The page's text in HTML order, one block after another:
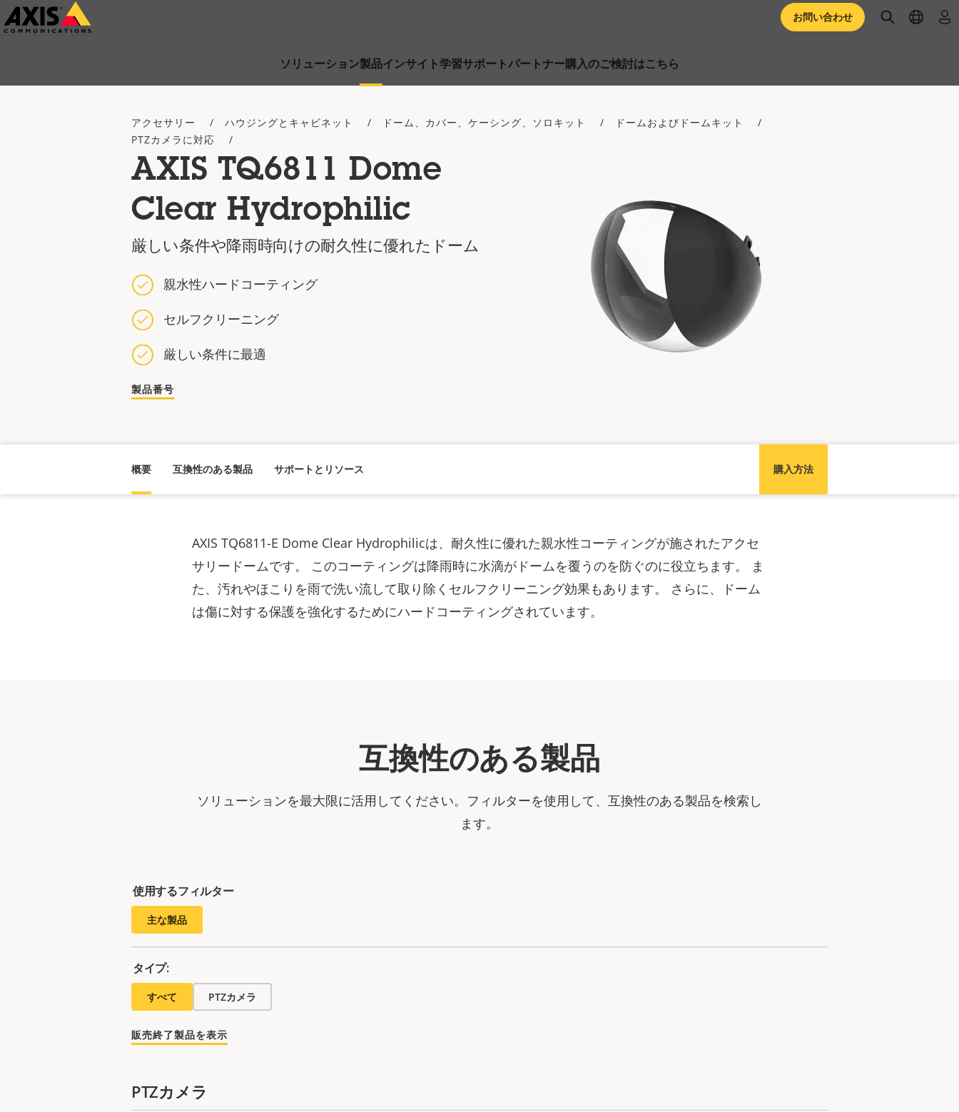
メ
イ
ソリューション製品インサイト学習サポートパートナー購入のご検討はこちら
お問い合わせ openopen
アクセサリー ハウジングとキャビネット ドーム、カバー、ケーシング、ソロキット
ドームおよびドームキット
PTZカメラに対応
AXIS TQ6811 Dome
Clear Hydrophilic
厳しい条件や降雨時向けの耐久性に優れたドーム
親水性ハードコーティング
セルフクリーニング
厳しい条件に最適
製品番号
概要 互換性のある製品 購入方法
サポートとリソース
AXIS TQ6811-E Dome Clear Hydrophilicは、耐久性に優れた親水性コーティングが施されたアクセ
サリードームです。 このコーティングは降雨時に水滴がドームを覆うのを防ぐのに役立ちます。 ま
た、汚れやほこりを雨で洗い流して取り除くセルフクリーニング効果もあります。 さらに、ドーム
は傷に対する保護を強化するためにハードコーティングされています。
互換性のある製品
ソリューションを最大限に活用してください。フィルターを使用して、互換性のある製品を検索し
ます。
使用するフィルター
主な製品
タイプ:
すべて PTZカメラ
販売終了製品を表示
PTZカメラ